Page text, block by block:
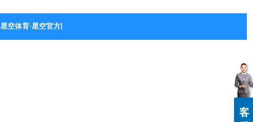
星空体育·星空官方网站-星空体育（中国）
客